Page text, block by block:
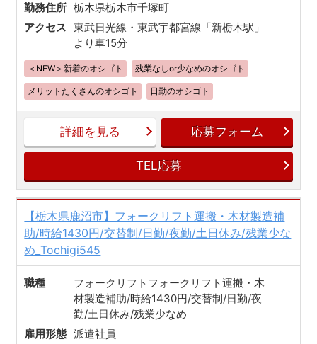
勤務住所 栃木県栃木市千塚町
アクセス
東武日光線・東武宇都宮線「新栃木駅」
より車15分
＜NEW＞新着のオシゴト 残業なしor少なめのオシゴト
メリットたくさんのオシゴト 日勤のオシゴト
詳細を見る 応募フォーム
TEL応募
【栃木県鹿沼市】フォークリフト運搬・木材製造補
助/時給1430円/交替制/日勤/夜勤/土日休み/残業少な
め_Tochigi545
職種
フォークリフトフォークリフト運搬・木
材製造補助/時給1430円/交替制/日勤/夜
勤/土日休み/残業少なめ
雇用形態 派遣社員